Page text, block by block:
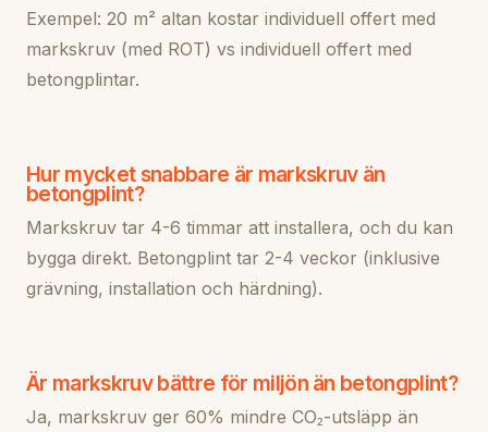
Exempel: 20 m² altan kostar individuell offert med
markskruv (med ROT) vs individuell offert med
betongplintar.
Hur mycket snabbare är markskruv än
betongplint?
Markskruv tar 4-6 timmar att installera, och du kan
bygga direkt. Betongplint tar 2-4 veckor (inklusive
grävning, installation och härdning).
Är markskruv bättre för miljön än betongplint?
Ja, markskruv ger 60% mindre CO₂-utsläpp än